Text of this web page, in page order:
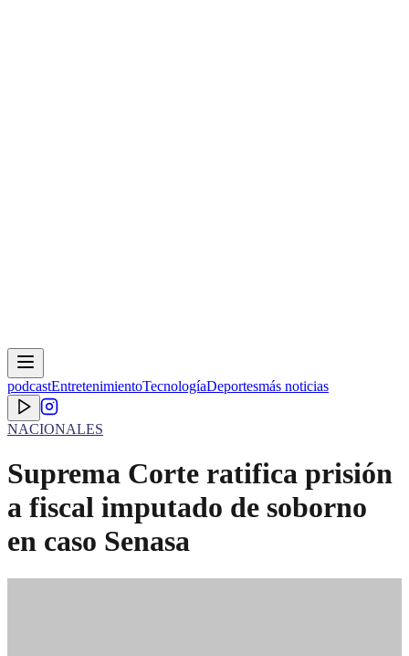
podcastEntretenimientoTecnologíaDeportesmás noticias
NACIONALES
Suprema Corte ratifica prisión
a fiscal imputado de soborno
en caso Senasa